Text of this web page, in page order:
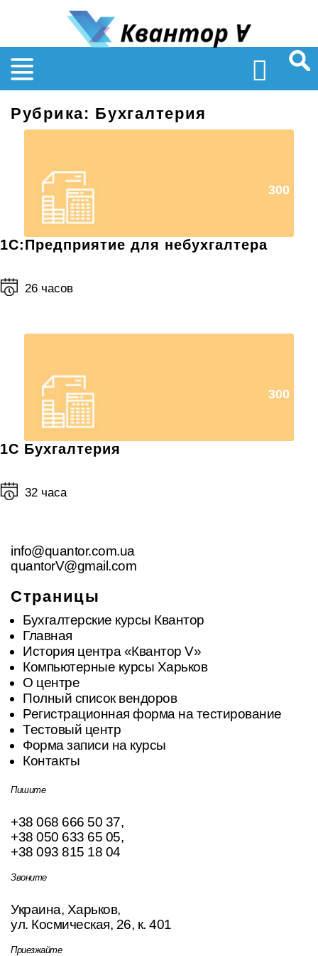
Рубрика: Бухгалтерия
300
1С:Предприятие для небухгалтера
26 часов
300
1С Бухгалтерия
32 часа
info@quantor.com.ua
quantorV@gmail.com
Страницы
Бухгалтерские курсы Квантор
Главная
История центра «Квантор V»
Компьютерные курсы Харьков
О центре
Полный список вендоров
Регистрационная форма на тестирование
Тестовый центр
Форма записи на курсы
Контакты
Пишите
+38 068 666 50 37,
+38 050 633 65 05,
+38 093 815 18 04
Звоните
Украина, Харьков,
ул. Космическая, 26, к. 401
Приезжайте